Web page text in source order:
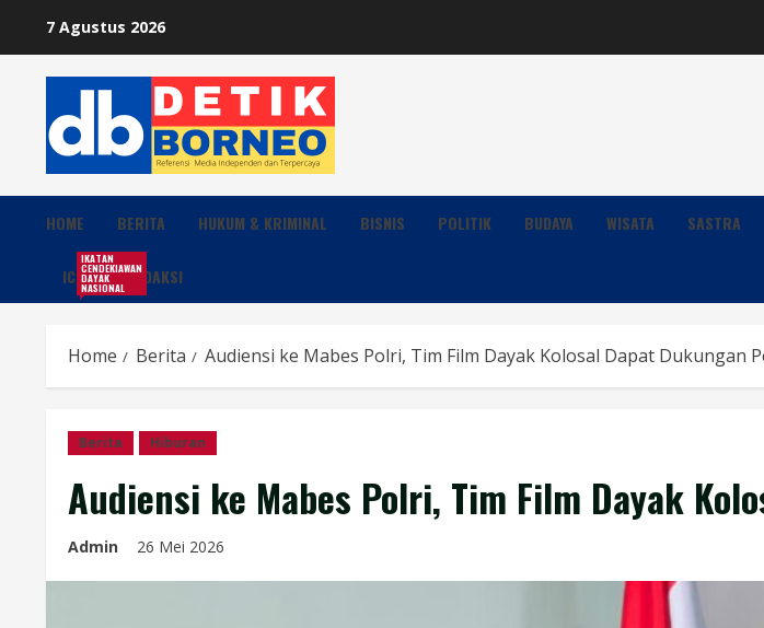
content
7 Agustus 2026
HOME BERITA HUKUM & KRIMINAL BISNIS POLITIK BUDAYA WISATA SASTRA
ICDN
IKATAN
CENDEKIAWAN
DAYAK
NASIONALREDAKSI
Home Berita Audiensi ke Mabes Polri, Tim Film Dayak Kolosal Dapat Dukungan
Berita Hiburan
Audiensi ke Mabes Polri, Tim Film Dayak
Admin 26 Mei 2026